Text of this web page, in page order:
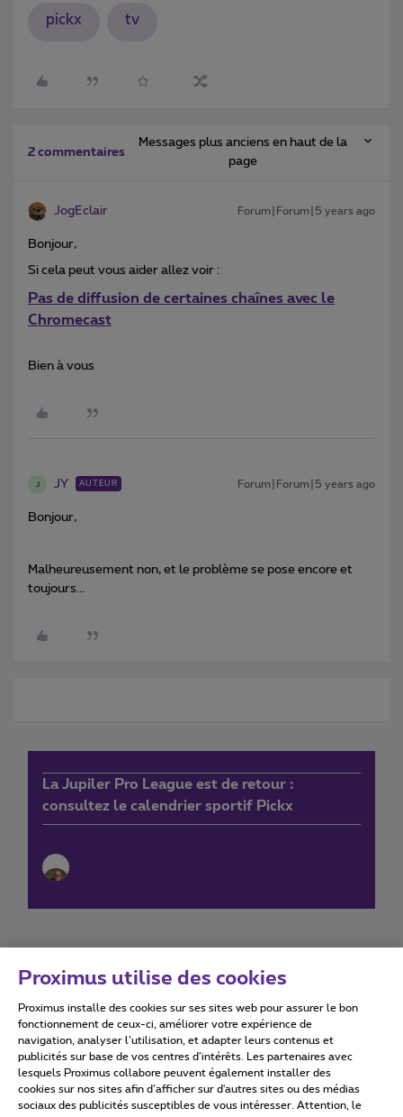
pickx tv
2 commentaires
Messages plus anciens en haut de la
page
JogEclair Forum|Forum|5 years ago
Bonjour,
Si cela peut vous aider allez voir :
Pas de diffusion de certaines chaînes avec le
Chromecast
Bien à vous
J JY AUTEUR Forum|Forum|5 years ago
Bonjour,
Malheureusement non, et le problème se pose encore et
toujours...
La Jupiler Pro League est de retour :
consultez le calendrier sportif Pickx
Conditions d'utilisation Accessibility statement
Tous droits réservés. © 2026
Proximus utilise des cookies
Proximus installe des cookies sur ses sites web pour assurer le bon
fonctionnement de ceux-ci, améliorer votre expérience de
navigation, analyser l’utilisation, et adapter leurs contenus et
publicités sur base de vos centres d’intérêts. Les partenaires avec
lesquels Proximus collabore peuvent également installer des
cookies sur nos sites afin d’afficher sur d'autres sites ou des médias
sociaux des publicités susceptibles de vous intéresser. Attention, le